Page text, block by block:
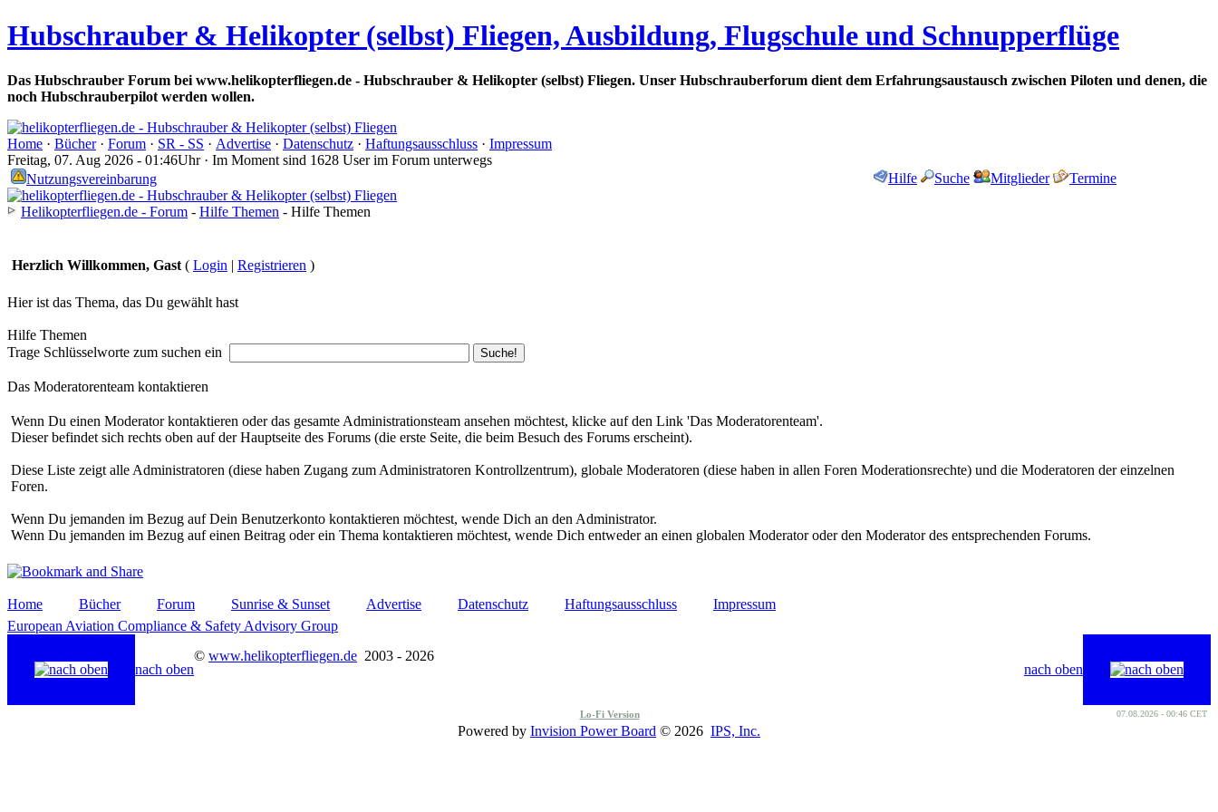
Hubschrauber & Helikopter (selbst) Fliegen, Ausbildung, Flugschule und Schnupperflüge
Das Hubschrauber Forum bei www.helikopterfliegen.de - Hubschrauber & Helikopter (selbst) Fliegen. Unser Hubschrauberforum dient dem Erfahrungsaustausch zwischen Piloten und denen, die
noch Hubschrauberpilot werden wollen.
Home · Bücher· Forum · SR - SS · Advertise · Datenschutz · Haftungsausschluss · Impressum
Freitag, 07. Aug 2026 - 01:46Uhr · Im Moment sind 1628 User im Forum unterwegs
Nutzungsvereinbarung
Hilfe Suche Mitglieder Termine
Helikopterfliegen.de - Forum - Hilfe Themen - Hilfe Themen
Herzlich Willkommen, Gast ( Login | Registrieren )
Hier ist das Thema, das Du gewählt hast
Hilfe Themen
Trage Schlüsselworte zum suchen ein
Das Moderatorenteam kontaktieren
Wenn Du einen Moderator kontaktieren oder das gesamte Administrationsteam ansehen möchtest, klicke auf den Link 'Das Moderatorenteam'.
Dieser befindet sich rechts oben auf der Hauptseite des Forums (die erste Seite, die beim Besuch des Forums erscheint).
Diese Liste zeigt alle Administratoren (diese haben Zugang zum Administratoren Kontrollzentrum), globale Moderatoren (diese haben in allen Foren Moderationsrechte) und die Moderatoren der einzelnen
Foren.
Wenn Du jemanden im Bezug auf Dein Benutzerkonto kontaktieren möchtest, wende Dich an den Administrator.
Wenn Du jemanden im Bezug auf einen Beitrag oder ein Thema kontaktieren möchtest, wende Dich entweder an einen globalen Moderator oder den Moderator des entsprechenden Forums.
Home Bücher Forum Sunrise & Sunset Advertise Datenschutz Haftungsausschluss
Impressum
European Aviation Compliance & Safety Advisory Group
nach oben nach oben
© www.helikopterfliegen.de 2003 - 2026
Lo-Fi Version 07.08.2026 - 00:46 CET
Powered by Invision Power Board © 2026 IPS, Inc.